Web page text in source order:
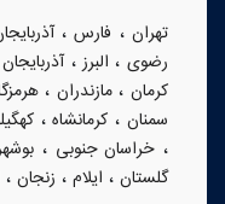
تهران ، فارس،
رضوی ، البرز،
کرمان ،مازندران ،
سمنان ، کرمانشاه،
،خراسان جنوبی ،
گلستان ، ایلام ، زنجان ،